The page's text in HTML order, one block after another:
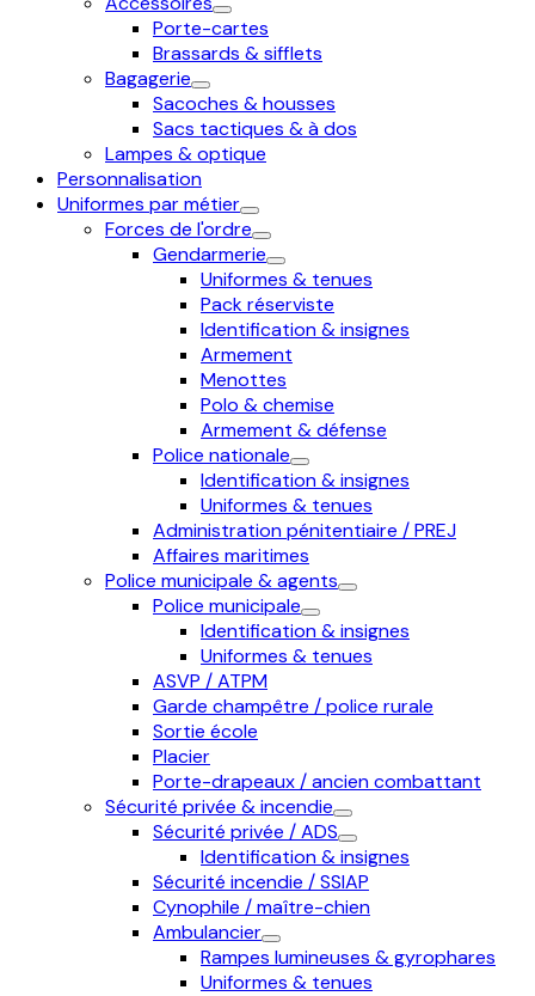
Porte-cartes
Brassards & sifflets
Bagagerie
Sacoches & housses
Sacs tactiques & à dos
Lampes & optique
Personnalisation
Uniformes par métier
Forces de l'ordre
Gendarmerie
Uniformes & tenues
Pack réserviste
Identification & insignes
Armement
Menottes
Polo & chemise
Armement & défense
Police nationale
Identification & insignes
Uniformes & tenues
Administration pénitentiaire / PREJ
Affaires maritimes
Police municipale & agents
Police municipale
Identification & insignes
Uniformes & tenues
ASVP / ATPM
Garde champêtre / police rurale
Sortie école
Placier
Porte-drapeaux / ancien combattant
Sécurité privée & incendie
Sécurité privée / ADS
Identification & insignes
Sécurité incendie / SSIAP
Cynophile / maître-chien
Ambulancier
Rampes lumineuses & gyrophares
Uniformes & tenues